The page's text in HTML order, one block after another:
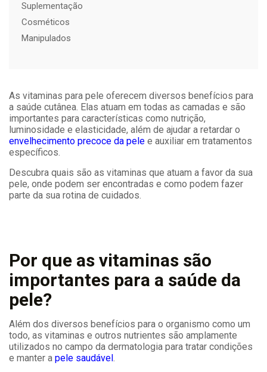
Suplementação
Cosméticos
Manipulados
As vitaminas para pele oferecem diversos benefícios para
a saúde cutânea. Elas atuam em todas as camadas e são
importantes para características como nutrição,
luminosidade e elasticidade, além de ajudar a retardar o
envelhecimento precoce da pele e auxiliar em tratamentos
específicos.
Descubra quais são as vitaminas que atuam a favor da sua
pele, onde podem ser encontradas e como podem fazer
parte da sua rotina de cuidados.
Por que as vitaminas são
importantes para a saúde da
pele?
Além dos diversos benefícios para o organismo como um
todo, as vitaminas e outros nutrientes são amplamente
utilizados no campo da dermatologia para tratar condições
e manter a pele saudável.